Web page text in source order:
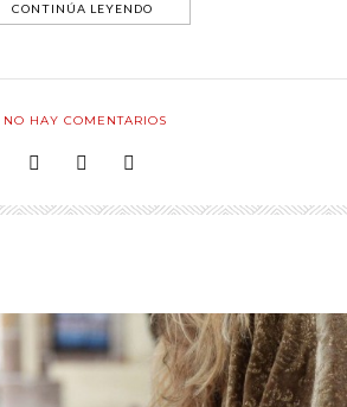
CONTINÚA LEYENDO
NO HAY COMENTARIOS